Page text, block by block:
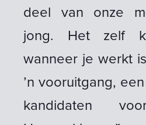
deel van onze
jong. Het zelf
wanneer je werkt
’n vooruitgang,
kandidaten